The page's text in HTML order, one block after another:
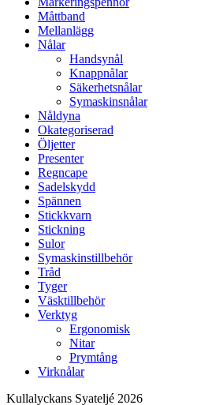
Måttband
Mellanlägg
Nålar
Handsynål
Knappnålar
Säkerhetsnålar
Symaskinsnålar
Nåldyna
Okategoriserad
Öljetter
Presenter
Regncape
Sadelskydd
Spännen
Stickkvarn
Stickning
Sulor
Symaskinstillbehör
Tråd
Tyger
Väsktillbehör
Verktyg
Ergonomisk
Nitar
Prymtång
Virknålar
Kullalyckans Syateljé 2026